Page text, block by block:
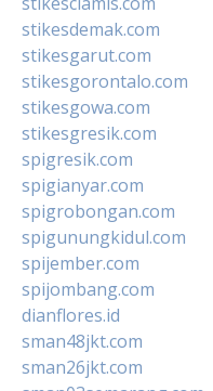
stikesdemak.com
stikesgarut.com
stikesgorontalo.com
stikesgowa.com
stikesgresik.com
spigresik.com
spigianyar.com
spigrobongan.com
spigunungkidul.com
spijember.com
spijombang.com
dianflores.id
sman48jkt.com
sman26jkt.com